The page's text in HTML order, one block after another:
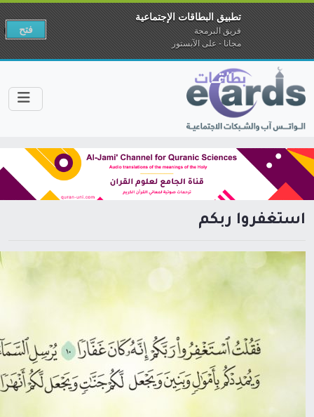
استغفروا ربكم
تطبيق البطاقات الإجتماعية
فريق البرمجة
مجانا - على الآبستور
فتح